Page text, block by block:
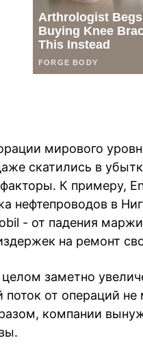
мирового
скатились в
К примеру,
нефтепроводов в
- от падения
на ремонт
заметно
поток от операций
компании